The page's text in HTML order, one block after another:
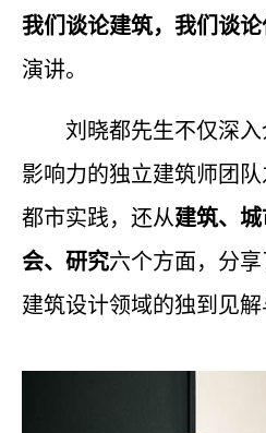
我们谈论建筑，我们谈
演讲。
刘晓都先生不仅深
影响力的独立建筑师团
都市实践，还从建筑、
会、研究六个方面，分
建筑设计领域的独到见解